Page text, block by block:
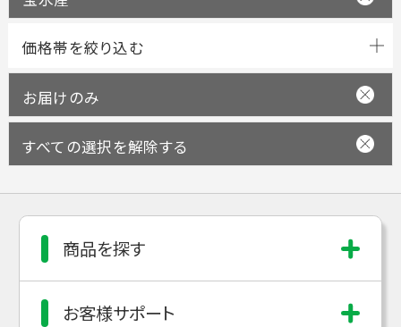
お届けのみ
すべての選択を解除する
商品を探す
お客様サポート